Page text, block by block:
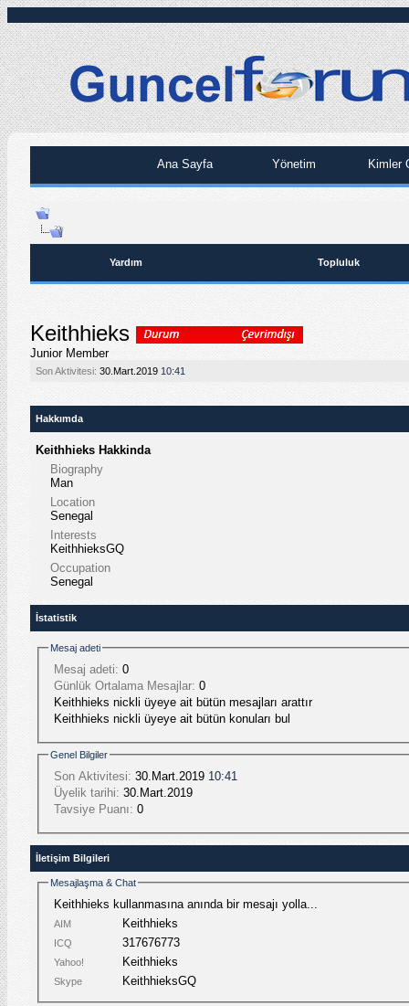
Ana Sayfa Yönetim Kimler
Yardım Topluluk
Keithhieks
Junior Member
Son Aktivitesi: 30.Mart.2019 10:41
Hakkımda
Keithhieks Hakkinda
Biography
Man
Location
Senegal
Interests
KeithhieksGQ
Occupation
Senegal
İstatistik
Mesaj adeti
Mesaj adeti: 0
Günlük Ortalama Mesajlar: 0
Keithhieks nickli üyeye ait bütün mesajları arattır
Keithhieks nickli üyeye ait bütün konuları bul
Genel Bilgiler
Son Aktivitesi: 30.Mart.2019 10:41
Üyelik tarihi: 30.Mart.2019
Tavsiye Puanı: 0
İletişim Bilgileri
Mesajlaşma & Chat
Keithhieks kullanmasına anında bir mesajı yolla...
AIM Keithhieks
ICQ 317676773
Yahoo! Keithhieks
Skype KeithhieksGQ